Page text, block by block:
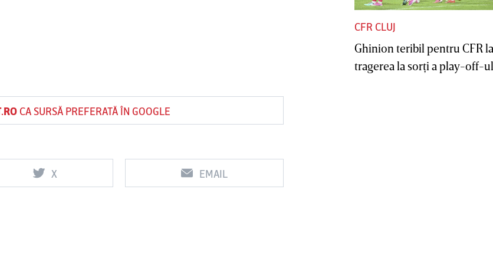
CA SURSĂ PREFERATĂ ÎN GOOGLE
X EMAIL
CFR CLUJ
Ghinion teribil pentru CFR la
tragerea la sorţi a play-off-